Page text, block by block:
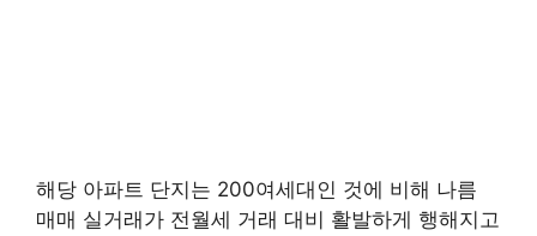
해당 아파트 단지는 200여세대인 것에 비해 나름
매매 실거래가 전월세 거래 대비 활발하게 행해지고